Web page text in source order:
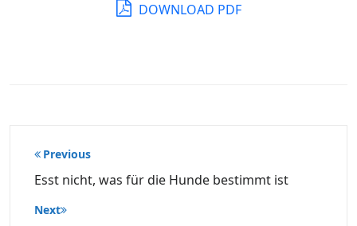
DOWNLOAD PDF
Beitragsnavigation
Previous
Esst nicht, was für die Hunde bestimmt ist
Next